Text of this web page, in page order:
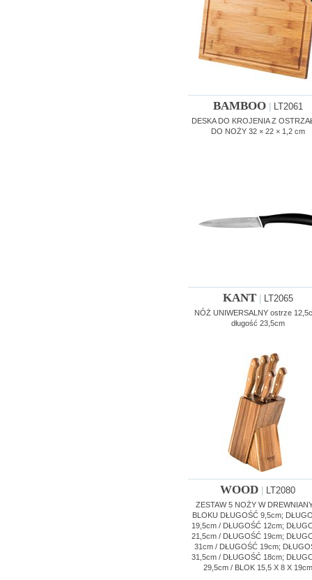
BAMBOO| LT2061
DESKA DO KROJENIA Z
DO NOŻY 32 × 22 × 1,2 cm
KANT| LT2065
NÓŻ UNIWERSALNY ostrze
długość 23,5cm
WOOD LT2080
ZESTAW 5 NOŻY W
BLOKU DŁUGOŚĆ 9,5cm;
19,5cm / DŁUGOŚĆ 12cm;
21,5cm / DŁUGOŚĆ 19cm;
31cm / DŁUGOŚĆ 19cm;
31,5cm / DŁUGOŚĆ 18cm;
29,5cm / BLOK 15,5 X 8 X 19cm